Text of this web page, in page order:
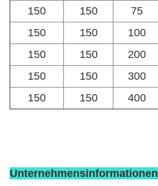
150 150
75
150
150
100
150
150
200
150
150
300
150
150 400
Unternehmensinformationen